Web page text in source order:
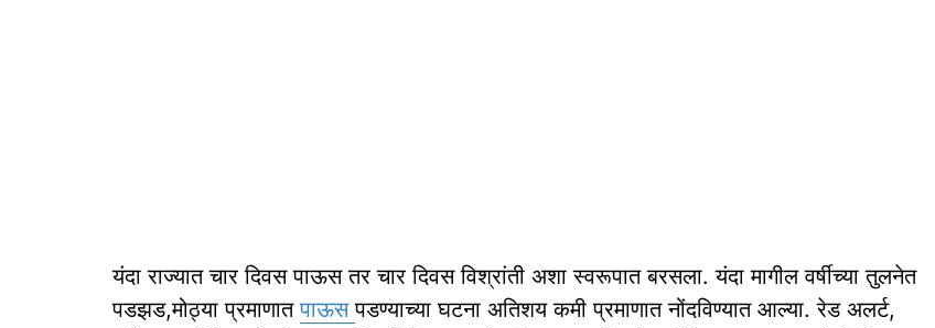
यंदा राज्यात चार दिवस पाऊस तर चार दिवस विश्रांती अशा स्वरूपात बरसला. यंदा मागील वर्षीच्या तुलनेत
पडझड,मोठ्या प्रमाणातपाऊसपडण्याच्या घटना अतिशय कमी प्रमाणात नोंदविण्यात आल्या. रेड अलर्ट,